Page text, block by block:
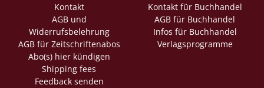
Kontakt
AGB und
Widerrufsbelehrung
AGB für Zeitschriftenabos
Abo(s) hier kündigen
Shipping fees
Feedback senden
Kontakt für Buchhandel
AGB für Buchhandel
Infos für Buchhandel
Verlagsprogramme